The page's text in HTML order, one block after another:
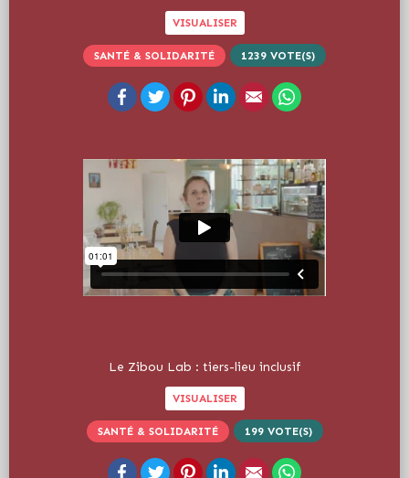
VISUALISER
SANTÉ & SOLIDARITÉ 1239 VOTE(S)
FacebookTwitter PinterestLinkedInEmail
Le Zibou Lab : tiers-lieu inclusif
VISUALISER
SANTÉ & SOLIDARITÉ 199VOTE(S)
FacebookTwitter PinterestLinkedInEmail